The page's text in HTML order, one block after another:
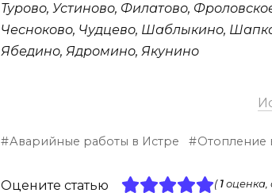
Турово, Устиново, Филатово,
Чесноково, Чудцево, Шаблыкино,
Ябедино, Ядромино, Якунино
Аварийные работы в Истре Отопление
Оцените статью ( 1оценка,